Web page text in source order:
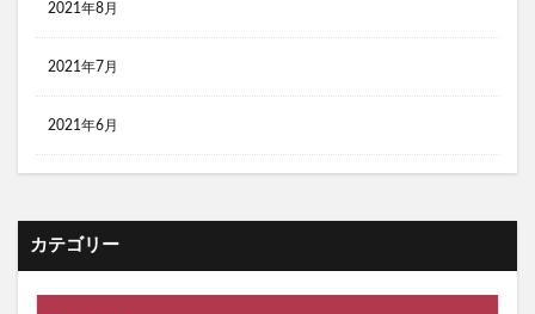
2021年8月
2021年7月
2021年6月
カテゴリー